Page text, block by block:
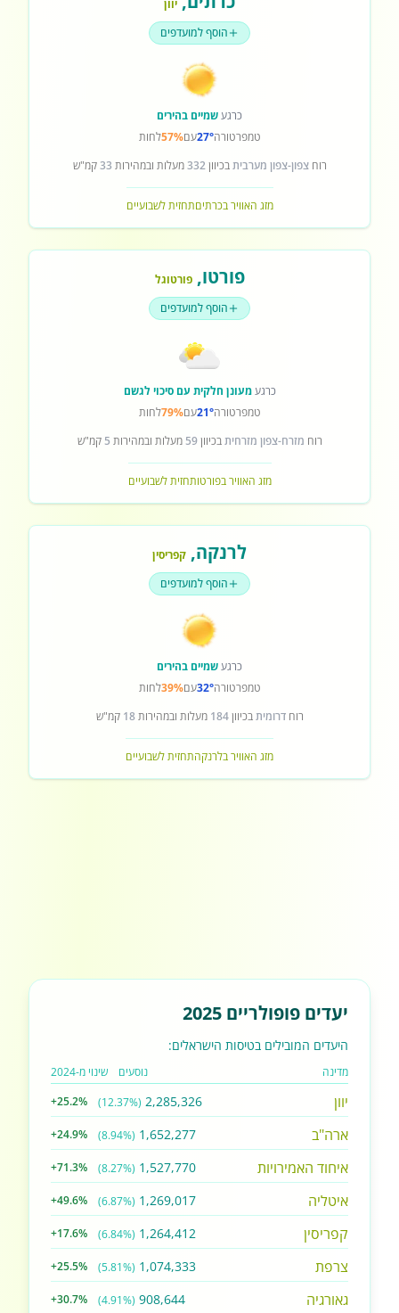
יוון
הוסף למועדפים
כרגעשמיים בהירים
טמפרטורה27°עם57%לחות
רוחצפון-צפון מערביתבכיוון332מעלות ובמהירות 33קמ"ש
מזג האוויר בכרתיםתחזית לשבועיים
פורטו,פורטוגל
הוסף למועדפים
כרגעמעונן חלקית עם סיכוי לגשם
טמפרטורה21°עם79%לחות
רוח מזרח-צפון מזרחיתבכיוון59 מעלות ובמהירות 5 קמ"ש
מזג האוויר בפורטותחזית לשבועיים
לרנקה, קפריסין
הוסף למועדפים
כרגעשמיים בהירים
טמפרטורה32°עם39%לחות
רוחדרומיתבכיוון184 מעלות ובמהירות18 קמ"ש
מזג האוויר בלרנקהתחזית לשבועיים
יעדים פופולריים 2025
היעדים המובילים בטיסות הישראלים:
מדינה נוסעים שינוי מ-2024
יוון 2,285,326
(12.37%)
+25.2%
ארה"ב 1,652,277
(8.94%)
+24.9%
איחוד האמירויות 1,527,770
(8.27%)
+71.3%
איטליה 1,269,017
(6.87%)
+49.6%
קפריסין 1,264,412
(6.84%)
+17.6%
צרפת 1,074,333
(5.81%)
+25.5%
גאורגיה 908,644
(4.91%)
+30.7%